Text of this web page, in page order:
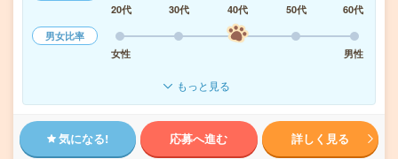
20代
30代 40代 50代
60代
男女比率
女性
男性
もっと見る
気になる! 応募へ進む 詳しく見る